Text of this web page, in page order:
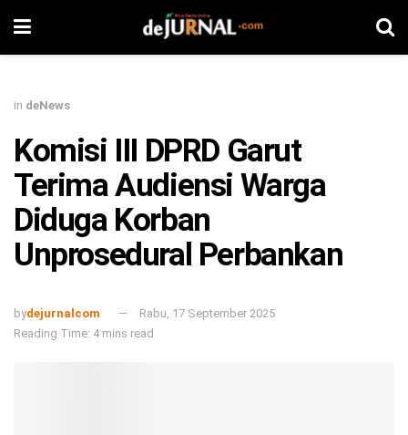
in deNews
Komisi III DPRD Garut
Terima Audiensi Warga
Diduga Korban
Unprosedural Perbankan
bydejurnalcom
Rabu, 17 September 2025
Reading Time: 4 mins read